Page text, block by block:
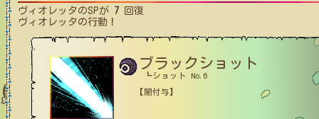
ヴィオレッタのSPが 7 回復
ヴィオレッタの行動！
ブラックショット
┗ショット No.6
【闇付与】